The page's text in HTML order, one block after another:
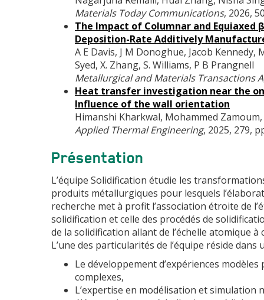
Materials Today Communications, 2026,
The Impact of Columnar and Equiaxed
Deposition-Rate Additively
A E Davis, J M Donoghue, Jacob Kennedy,
Syed, X. Zhang, S. Williams, P B Prangnell
Metallurgical and Materials Transactions A
Heat transfer investigation near the
Influence of the wall orientation
Himanshi Kharkwal, Mohammed
Applied Thermal Engineering, 2025, 279,
Présentation
L’équipe Solidification étudie les
produits métallurgiques pour lesquels
recherche met à profit l’association étroite de
solidification et celle des procédés de
de la solidification allant de l’échelle atomique à
L’une des particularités de l’équipe réside
Le développement d’expériences
complexes,
L’expertise en modélisation et simulation